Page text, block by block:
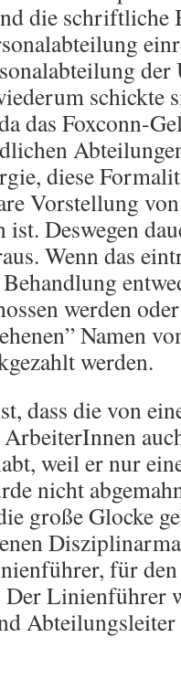
die schriftliche
schickte
das Foxconn-
diese
Vorstellung
ist. Deswegen
Wenn das
werden
Namen
werden.
dass die von
weil er nur
nicht
große Glocke
für
Linienführer
Abteilungsleiter